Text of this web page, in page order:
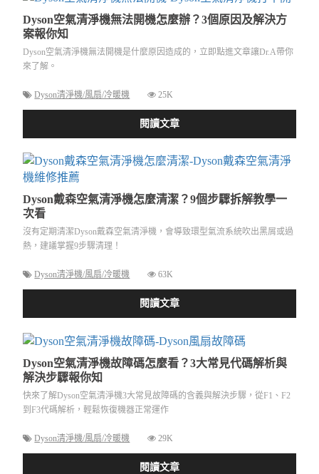
Dyson空氣清淨機無法開機怎麼辦？3個原因及解決方
案報你知
Dyson空氣清淨機無法開機是什麼原因造成的，立即點進文章讓Dr.A帶你
來了解。
Dyson清淨機/風扇/冷暖機 25K
閱讀文章
Dyson戴森空氣清淨機怎麼清潔？9個步驟拆解教學一
次看
沒有定期清潔Dyson戴森空氣清淨機，會導致環型氣流系統吹出黑屑或過
熱，建議掌握9步驟清理！
Dyson清淨機/風扇/冷暖機 63K
閱讀文章
Dyson空氣清淨機故障碼怎麼看？3大常見代碼解析與
解決步驟報你知
快來了解Dyson空氣清淨機3大常見故障碼的含義與解決步驟，從F1、F2
到F3代碼解析，輕鬆恢復機器正常運作
Dyson清淨機/風扇/冷暖機 29K
閱讀文章